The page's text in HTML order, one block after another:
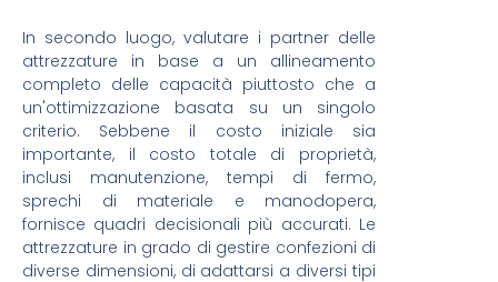
In secondo luogo, valutare i partner delle
attrezzature in base a un allineamento
completo delle capacità piuttosto che a
un'ottimizzazione basata su un singolo
criterio. Sebbene il costo iniziale sia
importante, il costo totale di proprietà,
inclusi manutenzione, tempi di fermo,
sprechi di materiale e manodopera,
fornisce quadri decisionali più accurati. Le
attrezzature in grado di gestire confezioni di
diverse dimensioni, di adattarsi a diversi tipi